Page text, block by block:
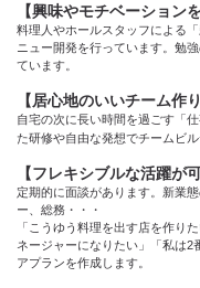
【興味やモチベーション
料理人やホールスタッフによる
ニュー開発を行っています。勉
ています。
【居心地のいいチーム作り
自宅の次に長い時間を過ごす「
た研修や自由な発想でチームビ
【フレキシブルな活躍が可
定期的に面談があります。新業
ー、総務・・・
「こうゆう料理を出す店を作り
ネージャーになりたい」「私は2
アプランを作成します。